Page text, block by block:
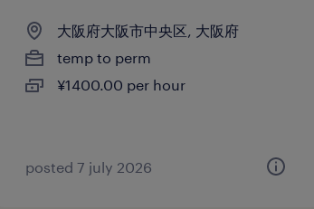
大阪府大阪市中央区, 大阪府
temp to perm
¥1400.00 per hour
posted 7 july 2026